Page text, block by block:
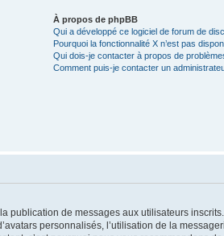
À propos de phpBB
Qui a développé ce logiciel de forum de
Pourquoi la fonctionnalité X n’est pas
Qui dois-je contacter à propos de
Comment puis-je contacter un
publication de messages aux utilisateurs
personnalisés, l’utilisation de la